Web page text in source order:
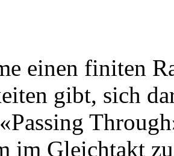
einen finiten
gibt, sich
im Gleichtakt